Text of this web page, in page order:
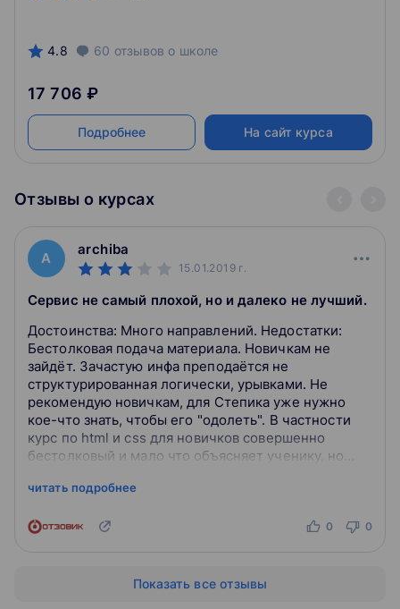
4.8 60 отзывов о школе
17 706 ₽
Подробнее На сайт курса
Отзывы о курсах
A
archiba
15.01.2019 г.
Сервис не самый плохой, но и далеко не лучший.
Достоинства: Много направлений. Недостатки:
Бестолковая подача материала. Новичкам не
зайдёт. Зачастую инфа преподаётся не
структурированная логически, урывками. Не
рекомендую новичкам, для Степика уже нужно
кое-что знать, чтобы его "одолеть". В частности
курс по html и css для новичков совершенно
бестолковый и мало что объясняет ученику, но
закреплен...
читать подробнее
0 0
Показать все отзывы